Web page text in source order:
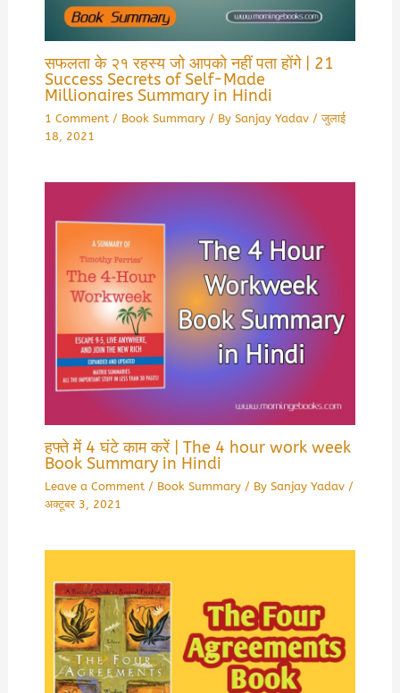
सफलता के २१ रहस्य जो आपको नहीं पता होंगे | 21
Success Secrets of Self-Made
Millionaires Summary in Hindi
1 Comment / Book Summary/ By Sanjay Yadav /जुलाई
18, 2021
हफ्ते में 4 घंटे काम करें | The 4 hour work week
Book Summary in Hindi
Leave a Comment / Book Summary/ By Sanjay Yadav /
अक्टूबर 3, 2021